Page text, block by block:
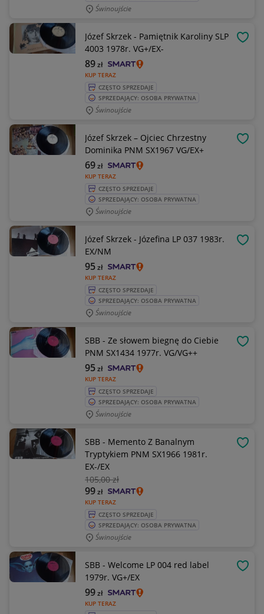
Świnoujście
Józef Skrzek - Pamiętnik Karoliny SLP
4003 1978r. VG+/EX-
KUP TERAZ
89zł
CZĘSTO SPRZEDAJE
SPRZEDAJĄCY: OSOBA PRYWATNA
Świnoujście
Józef Skrzek – Ojciec Chrzestny
Dominika PNM SX1967 VG/EX+
KUP TERAZ
69zł
CZĘSTO SPRZEDAJE
SPRZEDAJĄCY: OSOBA PRYWATNA
Świnoujście
Józef Skrzek - Józefina LP 037 1983r.
EX/NM
KUP TERAZ
95zł
CZĘSTO SPRZEDAJE
SPRZEDAJĄCY: OSOBA PRYWATNA
Świnoujście
SBB - Ze słowem biegnę do Ciebie
PNM SX1434 1977r. VG/VG++
KUP TERAZ
95zł
CZĘSTO SPRZEDAJE
SPRZEDAJĄCY: OSOBA PRYWATNA
Świnoujście
SBB - Memento Z Banalnym
Tryptykiem PNM SX1966 1981r.
EX-/EX
105,00 zł
KUP TERAZ
99zł
CZĘSTO SPRZEDAJE
SPRZEDAJĄCY: OSOBA PRYWATNA
Świnoujście
SBB - Welcome LP 004 red label
1979r. VG+/EX
KUP TERAZ
99zł